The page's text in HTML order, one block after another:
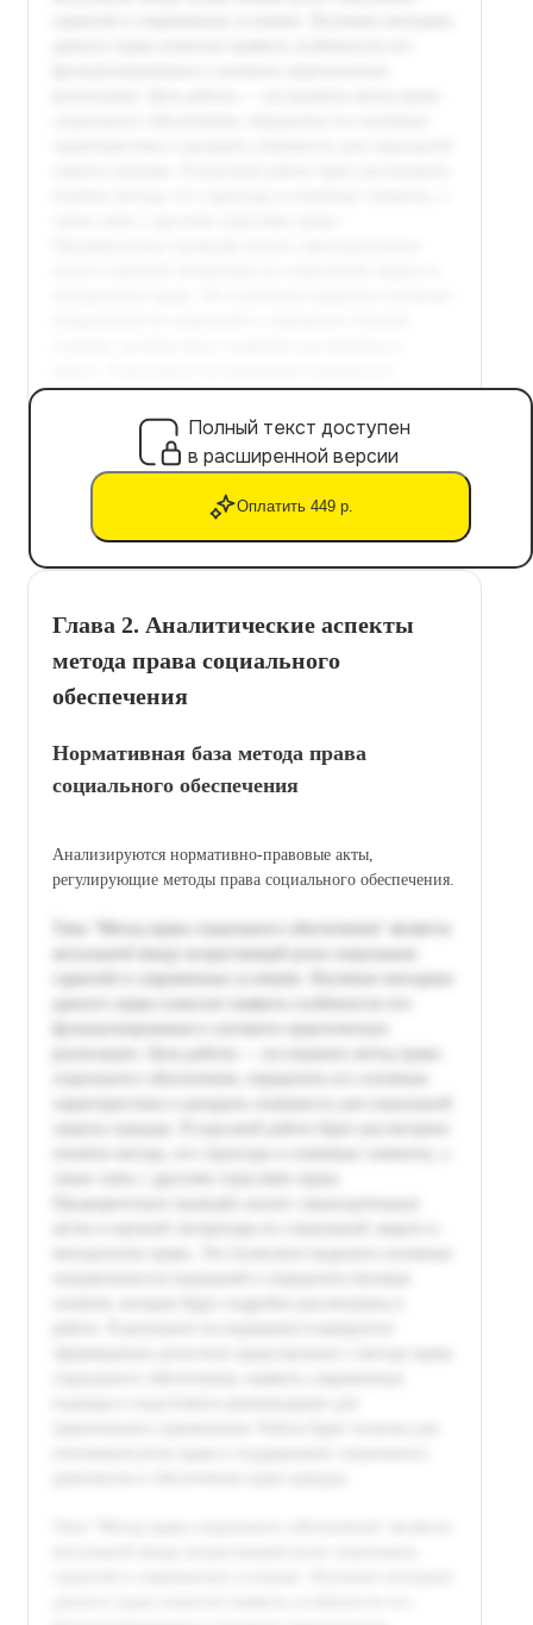
Полный текст доступен
в расширенной версии
Оплатить 449 р.
Глава 2. Аналитические аспекты
метода права социального
обеспечения
Нормативная база метода права
социального обеспечения
Анализируются нормативно-правовые акты,
регулирующие методы права социального обеспечения.